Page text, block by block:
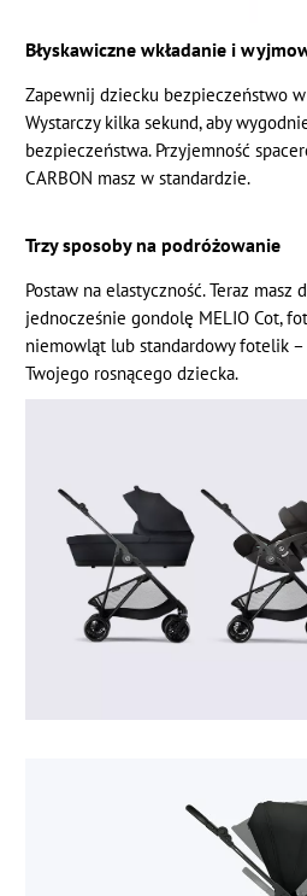
Błyskawiczne wkładanie i
Zapewnij dziecku bezpieczeństwo
Wystarczy kilka sekund, aby
bezpieczeństwa. Przyjemność
CARBON masz w standardzie.
Trzy sposoby na podróżowanie
Postaw na elastyczność. Teraz masz
jednocześnie gondolę MELIO Cot,
niemowląt lub standardowy fotelik
Twojego rosnącego dziecka.